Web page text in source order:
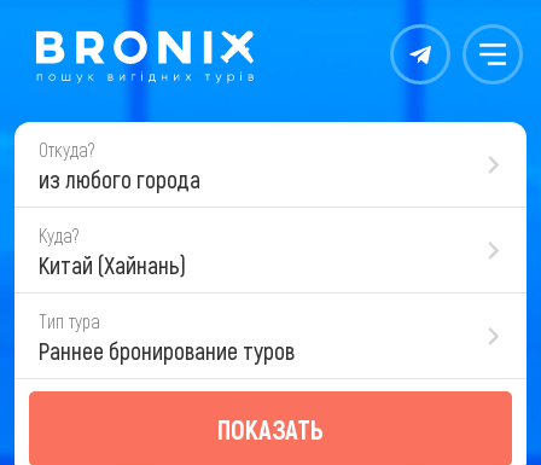
Контакты Меню
Откуда?
из любого города
Куда?
Китай (Хайнань)
Тип тура
Раннее бронирование туров
ПОКАЗАТЬ